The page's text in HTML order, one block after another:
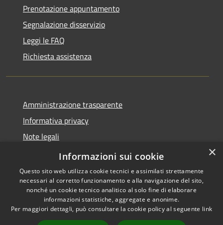
Prenotazione appuntamento
Segnalazione disservizio
Leggi le FAQ
Richiesta assistenza
Amministrazione trasparente
Informativa privacy
Note legali
Dichiarazione di accessibilità
Accessibilità
Copyright © 2026 • Comune di
Andora • Powered by
×
Informazioni sui cookie
Questo sito web utilizza cookie tecnici e assimilati strettamente
necessari al corretto funzionamento e alla navigazione del sito,
nonché un cookie tecnico analitico al solo fine di elaborare
informazioni statistiche, aggregate e anonime.
Per maggiori dettagli, può consultare la cookie policy al seguente link